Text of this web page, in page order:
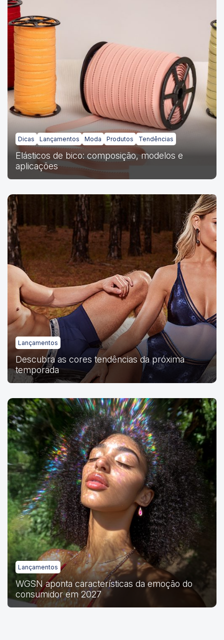
Dicas Lançamentos Moda Produtos Tendências
Elásticos de bico: composição, modelos e
aplicações
Lançamentos
Descubra as cores tendências da próxima
temporada
Lançamentos
WGSN aponta características da emoção do
consumidor em 2027